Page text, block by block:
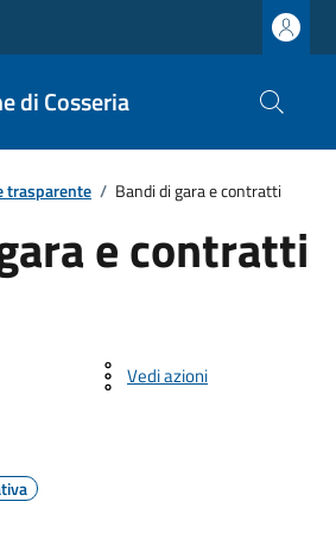
di Cosseria
trasparente / Bandi di gara e contratti
e contratti
Vedi azioni